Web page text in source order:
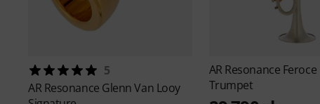
5
AR Resonance Glenn Van Looy
AR Resonance Feroce
Trumpet